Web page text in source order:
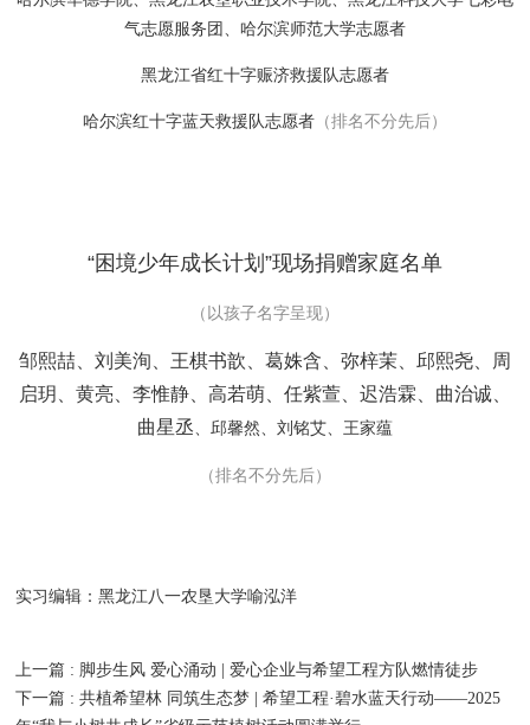
气志愿服务团、哈尔滨师范大学志愿者
黑龙江省红十字赈济救援队志愿者
哈尔滨红十字蓝天救援队志愿者（排名不分先后）
“困境少年成长计划”现场捐赠家庭名单
（以孩子名字呈现）
邹熙喆、刘美洵、王棋书歆、葛姝含、弥梓茉、邱熙尧、周
启玥、黄亮、李惟静、高若萌、任紫萱、迟浩霖、曲治诚、
曲星丞 、邱馨然、刘铭艾、王家蕴
（排名不分先后）
实习编辑：黑龙江八一农垦大学喻泓洋
上一篇 : 脚步生风 爱心涌动 | 爱心企业与希望工程方队燃情徒步
下一篇 : 共植希望林 同筑生态梦 | 希望工程·碧水蓝天行动——2025